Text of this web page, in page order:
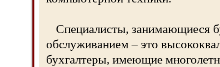
Специалисты, занимающиеся
обслуживанием – это
бухгалтеры, имеющие